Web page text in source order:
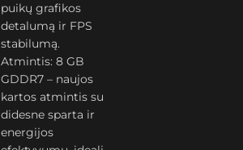
puikų grafikos
detalumą ir FPS
stabilumą.
Atmintis: 8 GB
GDDR7 – naujos
kartos atmintis su
didesne sparta ir
energijos